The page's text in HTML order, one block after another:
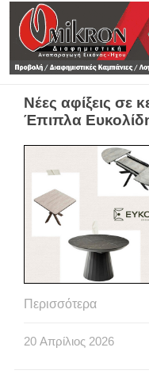
Νέες αφίξεις σε
Έπιπλα
Περισσότερα
20 Απρίλιος 2026